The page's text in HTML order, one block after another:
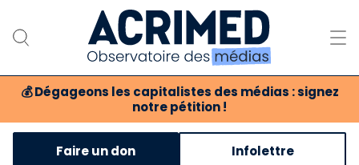
💰 Dégageons les capitalistes des médias : signez
notre pétition !
Notre association
Notre critique des médias
Faire un don Infolettre